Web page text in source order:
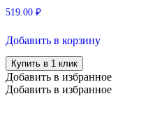
519.00 ₽
Добавить в корзину
Купить в 1 клик
Добавить в избранное
Добавить в избранное